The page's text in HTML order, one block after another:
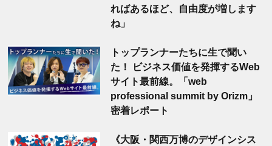
ればあるほど、自由度が増します
ね」
トップランナーたちに生で聞い
た！ ビジネス価値を発揮するWeb
サイト最前線。「web
professional summit by Orizm」
密着レポート
《大阪・関西万博のデザインシス